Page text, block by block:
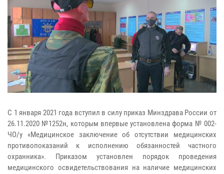
С 1 января 2021 года вступил в силу приказ Минздрава России от
26.11.2020 №1252н, которым впервые установлена форма № 002-
ЧО/у «Медицинское заключение об отсутствии медицинских
противопоказаний к исполнению обязанностей частного
охранника». Приказом установлен порядок проведения
медицинского освидетельствования на наличие медицинских